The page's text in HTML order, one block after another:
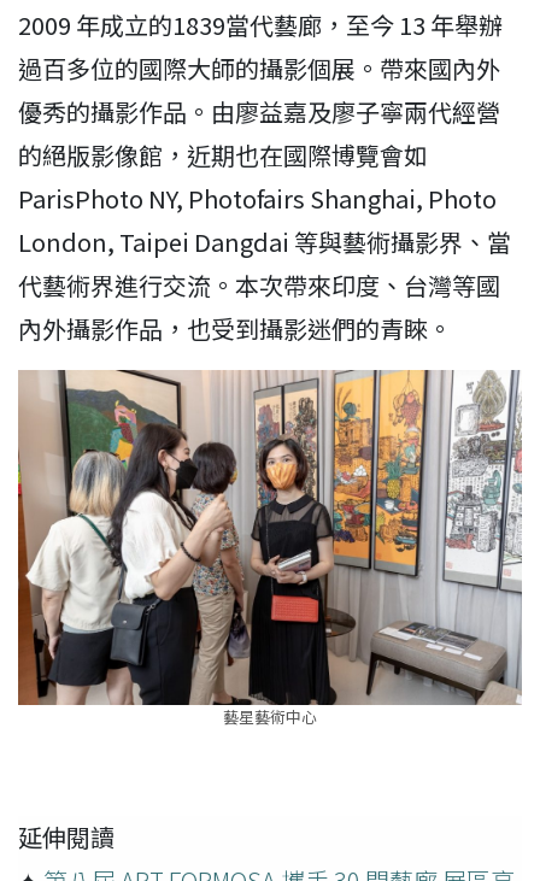
2009 年成立的1839當代藝廊，至今 13 年舉辦
過百多位的國際大師的攝影個展。帶來國內外
優秀的攝影作品。由廖益嘉及廖子寧兩代經營
的絕版影像館，近期也在國際博覽會如
ParisPhoto NY, Photofairs Shanghai, Photo
London, Taipei Dangdai 等與藝術攝影界、當
代藝術界進行交流。本次帶來印度、台灣等國
內外攝影作品，也受到攝影迷們的青睞。
藝星藝術中心
延伸閱讀